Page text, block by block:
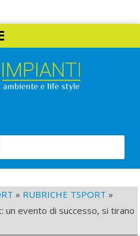
» RUBRICHE TSPORT »
un evento di successo, si tirano